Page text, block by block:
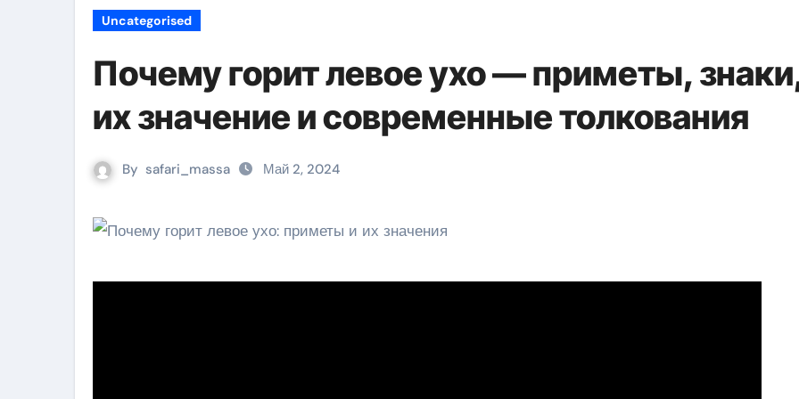
Uncategorised
Почему горит левое ухо — приметы,
их значение и современные толкования
By safari_massa Май 2, 2024